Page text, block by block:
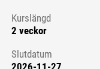
Kurslängd
2 veckor
Slutdatum